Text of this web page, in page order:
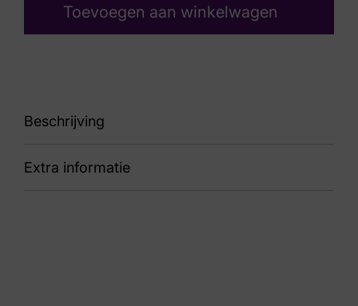
Toevoegen aan winkelwagen
Beschrijving
89 Bradley Spice
Extra informatie